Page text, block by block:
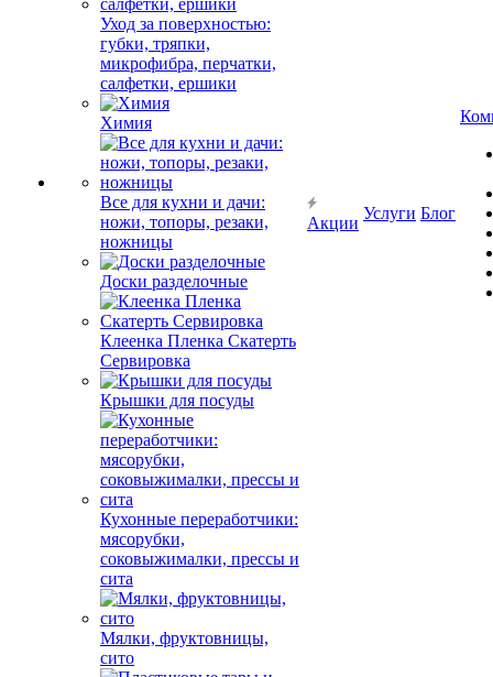
Уход за поверхностью:
губки, тряпки,
микрофибра, перчатки,
салфетки, ершики
Химия
Все для кухни и дачи:
ножи, топоры, резаки,
ножницы
Доски разделочные
Клеенка Пленка Скатерть
Сервировка
Крышки для посуды
Кухонные переработчики:
мясорубки,
соковыжималки, прессы и
сита
Мялки, фруктовницы,
сито
Акции
Услуги Блог